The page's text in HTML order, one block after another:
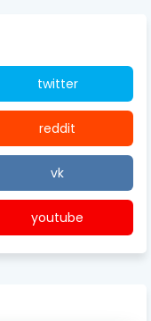
twitter
reddit
vk
youtube